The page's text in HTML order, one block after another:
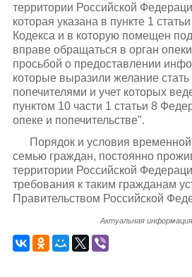
территории Российской
которая указана в пункте 1
Кодекса и в которую помещен
вправе обращаться в орган
просьбой о предоставлении
которые выразили желание
попечителями и учет которых
пунктом 10 части 1 статьи 8
опеке и попечительстве".
Порядок и условия
семью граждан, постоянно
территории Российской
требования к таким гражданам
Правительством Российской
Актуальная